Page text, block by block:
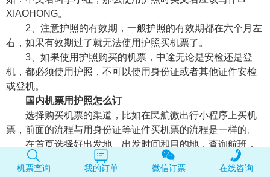
XIAOHONG。
2、注意护照的有效期，一般护照的有效期都在六个月左
右，如果有效期过了就无法使用护照买机票了。
3、如果使用护照购买的机票，中途无论是安检还是登
机，都必须使用护照，不可以使用身份证或者其他证件安检
或登机。
国内机票用护照怎么订
选择购买机票的渠道，比如在民航微出行小程序上买机
票，前面的流程与用身份证等证件买机票的流程是一样的。
在首页选择好出发地、出发时间和目的地，查询航班，
选择自己要乘坐的航班，跳转到输入乘机人信息一栏时，注
意证件类型应该选择护照，按照护照上的信息准确地输入护
机票查询 我的订单 微信订票 在线咨询